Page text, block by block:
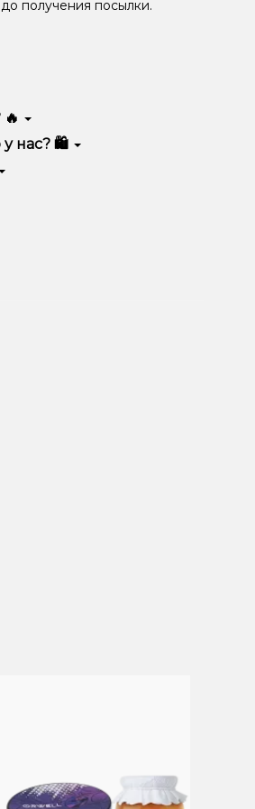
получения посылки.
использования и
у нас? 🛍️
быструю доставку.
и тип чаши, если